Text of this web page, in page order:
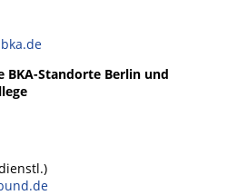
Standorte Berlin und